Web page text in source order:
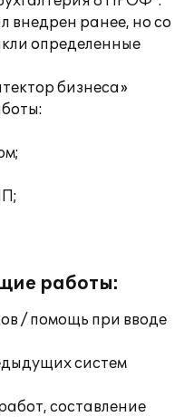
внедрен ранее, но со
определенные
бизнеса»
работы:
/ помощь при вводе
систем
составление